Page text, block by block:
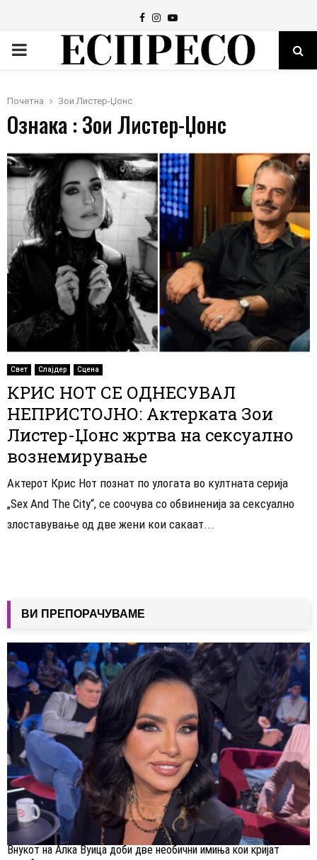
Facebook
Instagram
Youtube
PRIMARY
Почетна Зои Листер-Џонс
Ознака : Зои Листер-Џонс
Свет Слајдер Сцена
КРИС НОТ СЕ ОДНЕСУВАЛ
НЕПРИСТОЈНО: Актерката Зои
Листер-Џонс жртва на сексуално
вознемирување
Актерот Крис Нот познат по улогата во култната серија
„Sex And The City“, се соочува со обвиненија за сексуално
злоставување од две жени кои сакаат...
ВИ ПРЕПОРАЧУВАМЕ
Внукот на Алка Вуица доби две необични имиња кои кријат